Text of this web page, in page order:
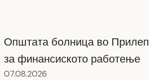
Општата болница во Прилеп
за финансиското работење
07.08.2026